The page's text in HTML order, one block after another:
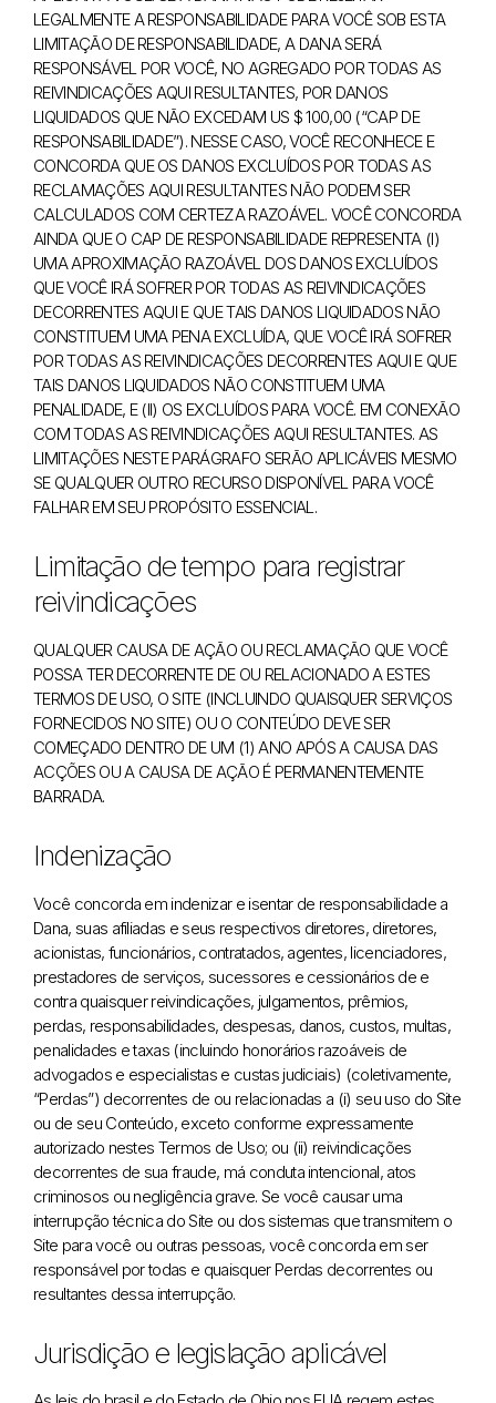
LEGALMENTE A RESPONSABILIDADE PARA VOCÊ SOB ESTA
LIMITAÇÃO DE RESPONSABILIDADE, A DANA SERÁ
RESPONSÁVEL POR VOCÊ, NO AGREGADO POR TODAS AS
REIVINDICAÇÕES AQUI RESULTANTES, POR DANOS
LIQUIDADOS QUE NÃO EXCEDAM US $ 100,00 (“CAP DE
RESPONSABILIDADE”). NESSE CASO, VOCÊ RECONHECE E
CONCORDA QUE OS DANOS EXCLUÍDOS POR TODAS AS
RECLAMAÇÕES AQUI RESULTANTES NÃO PODEM SER
CALCULADOS COM CERTEZA RAZOÁVEL. VOCÊ CONCORDA
AINDA QUE O CAP DE RESPONSABILIDADE REPRESENTA (I)
UMA APROXIMAÇÃO RAZOÁVEL DOS DANOS EXCLUÍDOS
QUE VOCÊ IRÁ SOFRER POR TODAS AS REIVINDICAÇÕES
DECORRENTES AQUI E QUE TAIS DANOS LIQUIDADOS NÃO
CONSTITUEM UMA PENA EXCLUÍDA, QUE VOCÊ IRÁ SOFRER
POR TODAS AS REIVINDICAÇÕES DECORRENTES AQUI E QUE
TAIS DANOS LIQUIDADOS NÃO CONSTITUEM UMA
PENALIDADE, E (II) OS EXCLUÍDOS PARA VOCÊ. EM CONEXÃO
COM TODAS AS REIVINDICAÇÕES AQUI RESULTANTES. AS
LIMITAÇÕES NESTE PARÁGRAFO SERÃO APLICÁVEIS MESMO
SE QUALQUER OUTRO RECURSO DISPONÍVEL PARA VOCÊ
FALHAR EM SEU PROPÓSITO ESSENCIAL.
Limitação de tempo para registrar
reivindicações
QUALQUER CAUSA DE AÇÃO OU RECLAMAÇÃO QUE VOCÊ
POSSA TER DECORRENTE DE OU RELACIONADO A ESTES
TERMOS DE USO, O SITE (INCLUINDO QUAISQUER SERVIÇOS
FORNECIDOS NO SITE) OU O CONTEÚDO DEVE SER
COMEÇADO DENTRO DE UM (1) ANO APÓS A CAUSA DAS
ACÇÕES OU A CAUSA DE AÇÃO É PERMANENTEMENTE
BARRADA.
Indenização
Você concorda em indenizar e isentar de responsabilidade a
Dana, suas afiliadas e seus respectivos diretores, diretores,
acionistas, funcionários, contratados, agentes, licenciadores,
prestadores de serviços, sucessores e cessionários de e
contra quaisquer reivindicações, julgamentos, prêmios,
perdas, responsabilidades, despesas, danos, custos, multas,
penalidades e taxas (incluindo honorários razoáveis ​​de
advogados e especialistas e custas judiciais) (coletivamente,
“Perdas”) decorrentes de ou relacionadas a (i) seu uso do Site
ou de seu Conteúdo, exceto conforme expressamente
autorizado nestes Termos de Uso; ou (ii) reivindicações
decorrentes de sua fraude, má conduta intencional, atos
criminosos ou negligência grave. Se você causar uma
interrupção técnica do Site ou dos sistemas que transmitem o
Site para você ou outras pessoas, você concorda em ser
responsável por todas e quaisquer Perdas decorrentes ou
resultantes dessa interrupção.
Jurisdição e legislação aplicável